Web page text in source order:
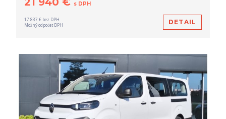
s DPH
17 837 € bez DPH
Možný odpočet DPH
DETAIL